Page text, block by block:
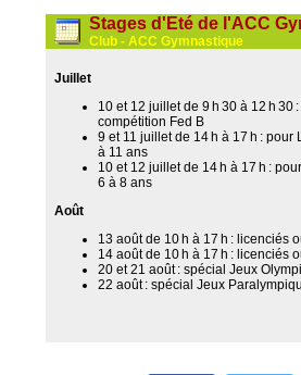
Stages d'Eté de l'ACC
Club - ACC Gymnastique
Juillet
10 et 12 juillet de 9 h 30 à 12 h 30
compétition Fed B
9 et 11 juillet de 14 h à 17 h :
à 11 ans
10 et 12 juillet de 14 h à 17 h :
6 à 8 ans
Août
13 août de 10 h à 17 h : licenciés
14 août de 10 h à 17 h : licenciés
20 et 21 août : spécial Jeux
22 août : spécial Jeux